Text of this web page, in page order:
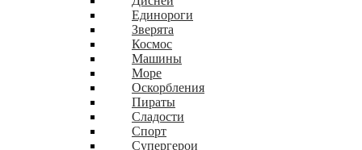
Единороги
Зверята
Космос
Машины
Море
Оскорбления
Пираты
Сладости
Спорт
Супергерои